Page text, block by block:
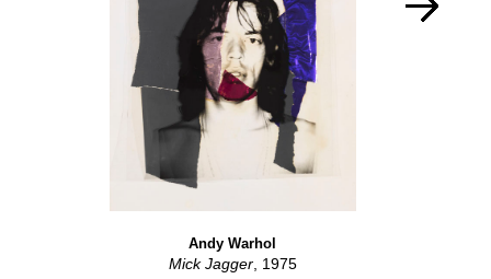
Andy Warhol
Mick Jagger, 1975